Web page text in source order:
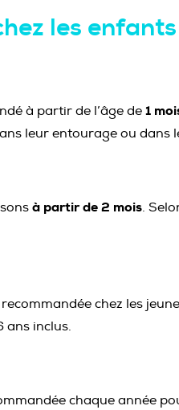
les
à partir de l’âge de1
leur entourage ou dans
à partir de 2 mois.
chez les
ans inclus.
chaque année